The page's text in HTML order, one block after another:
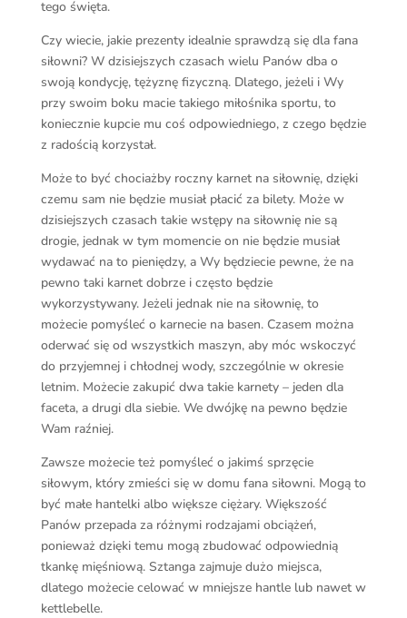
tego święta.
Czy wiecie, jakie prezenty idealnie sprawdzą się dla fana
siłowni? W dzisiejszych czasach wielu Panów dba o
swoją kondycję, tężyznę fizyczną. Dlatego, jeżeli i Wy
przy swoim boku macie takiego miłośnika sportu, to
koniecznie kupcie mu coś odpowiedniego, z czego będzie
z radością korzystał.
Może to być chociażby roczny karnet na siłownię, dzięki
czemu sam nie będzie musiał płacić za bilety. Może w
dzisiejszych czasach takie wstępy na siłownię nie są
drogie, jednak w tym momencie on nie będzie musiał
wydawać na to pieniędzy, a Wy będziecie pewne, że na
pewno taki karnet dobrze i często będzie
wykorzystywany. Jeżeli jednak nie na siłownię, to
możecie pomyśleć o karnecie na basen. Czasem można
oderwać się od wszystkich maszyn, aby móc wskoczyć
do przyjemnej i chłodnej wody, szczególnie w okresie
letnim. Możecie zakupić dwa takie karnety – jeden dla
faceta, a drugi dla siebie. We dwójkę na pewno będzie
Wam raźniej.
Zawsze możecie też pomyśleć o jakimś sprzęcie
siłowym, który zmieści się w domu fana siłowni. Mogą to
być małe hantelki albo większe ciężary. Większość
Panów przepada za różnymi rodzajami obciążeń,
ponieważ dzięki temu mogą zbudować odpowiednią
tkankę mięśniową. Sztanga zajmuje dużo miejsca,
dlatego możecie celować w mniejsze hantle lub nawet w
kettlebelle.